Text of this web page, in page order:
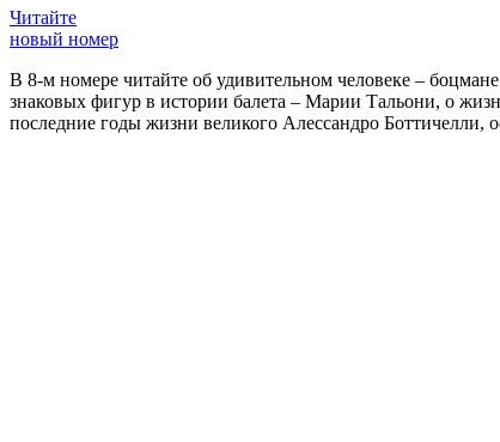
Читайте
новый номер
В 8-м номере читайте об удивительном человеке –
знаковых фигур в истории балета – Марии Тальони, о
последние годы жизни великого Алессандро